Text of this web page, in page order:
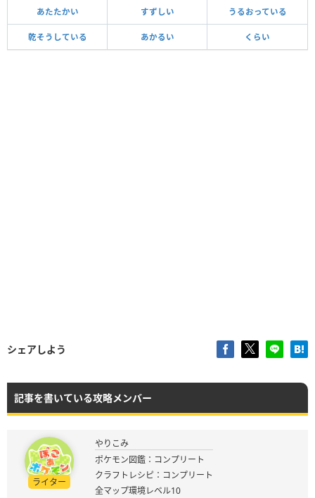
あたたかい すずしい うるおっている
乾そうしている あかるい くらい
シェアしよう
記事を書いている攻略メンバー
ライター
やりこみ
ポケモン図鑑：コンプリート
クラフトレシピ：コンプリート
全マップ環境レベル10